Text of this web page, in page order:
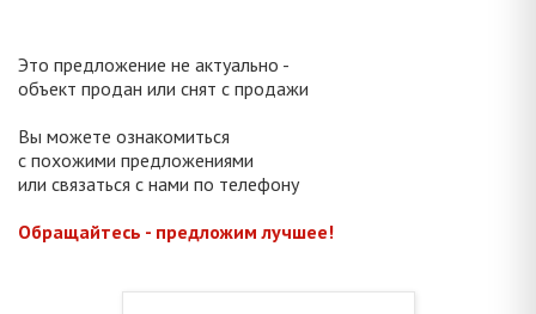
Это предложение не актуально -
объект продан или снят с продажи
Вы можете ознакомиться
с похожими предложениями
или связаться с нами по телефону
Обращайтесь - предложим лучшее!